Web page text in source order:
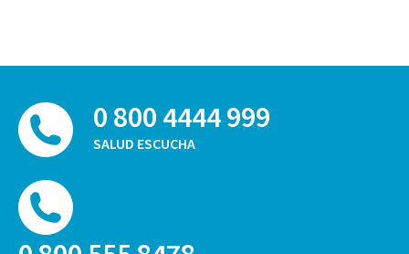
0 800 4444 999
SALUD ESCUCHA